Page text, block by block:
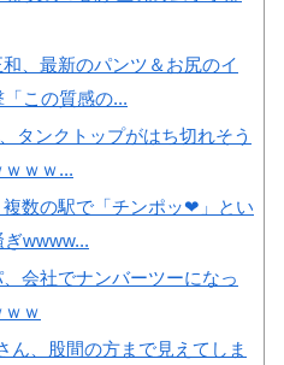
韓国人「韓国に10年間の出場
権剥奪や過去ワールドカップ、
オリンピック予選の記録削除を
要求するFIFA公式制裁を海外メ
ディアが報道！」
韓国人「韓国人の日本への好
感度が最高記録を達成した理
由」
韓国人「韓国サッカー協会の
和、最新のパンツ＆お尻のイ
この質感の...
タンクトップがはち切れそう
ｗｗ...
複数の駅で「チンポッ❤」とい
wwww...
、会社でナンバーツーになっ
ｗ
ん、股間の方まで見えてしま